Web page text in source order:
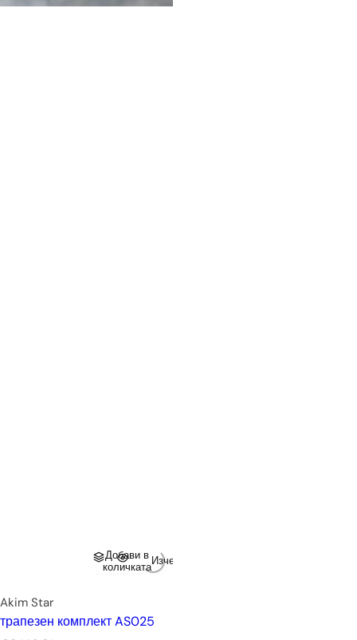
Добави в
количкатаИзчерпано
Akim Star
трапезен комплект AS025